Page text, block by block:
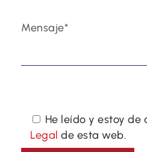
He leído y estoy de
Legal de esta web.